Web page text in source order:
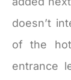
doesn’t
of the
entrance